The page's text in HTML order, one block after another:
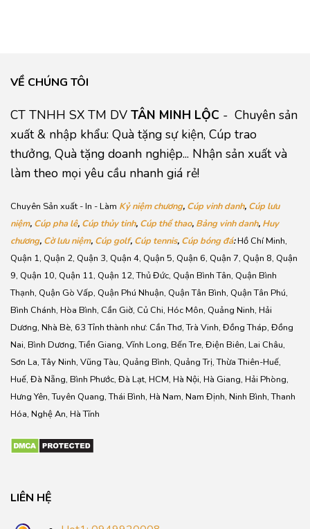
VỀ CHÚNG TÔI
CT TNHH SX TM DV TÂN MINH LỘC - Chuyên sản
xuất & nhập khẩu: Quà tặng sự kiện, Cúp trao
thưởng, Quà tặng doanh nghiệp... Nhận sản xuất và
làm theo mọi yêu cầu nhanh giá rẻ!
Chuyên Sản xuất - In - Làm Kỷ niệm chương, Cúp vinh danh, Cúp lưu
niệm, Cúp pha lê, Cúp thủy tinh, Cúp thể thao, Bảng vinh danh, Huy
chương, Cờ lưu niệm, Cúp golf, Cúp tennis, Cúp bóng đá:Hồ Chí Minh,
Quận 1, Quận 2, Quận 3, Quận 4, Quận 5, Quận 6, Quận 7, Quận 8, Quận
9, Quận 10, Quận 11, Quận 12, Thủ Đức, Quận Bình Tân, Quận Bình
Thạnh, Quận Gò Vấp, Quận Phú Nhuận, Quận Tân Bình, Quận Tân Phú,
Bình Chánh, Hòa Bình, Cần Giờ, Củ Chi, Hóc Môn, Quảng Ninh, Hải
Dương, Nhà Bè, 63 Tỉnh thành như: Cần Thơ, Trà Vinh, Đồng Tháp, Đồng
Nai, Bình Dương, Tiền Giang, Vĩnh Long, Bến Tre, Điện Biên, Lai Châu,
Sơn La, Tây Ninh, Vũng Tàu, Quảng Bình, Quảng Trị, Thừa Thiên-Huế,
Huế, Đà Nẵng, Bình Phước, Đà Lạt, HCM, Hà Nội, Hà Giang, Hải Phòng,
Hưng Yên, Tuyên Quang, Thái Bình, Hà Nam, Nam Định, Ninh Bình, Thanh
Hóa, Nghệ An, Hà Tĩnh
LIÊN HỆ